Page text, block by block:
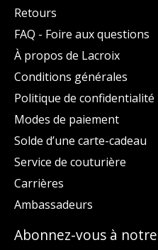
Retours
FAQ - Foire aux questions
À propos de Lacroix
Conditions générales
Politique de confidentialité
Modes de paiement
Solde d’une carte-cadeau
Service de couturière
Carrières
Ambassadeurs
Abonnez-vous à